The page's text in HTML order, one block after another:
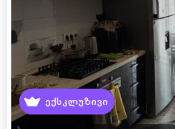
ექსკლუზივი